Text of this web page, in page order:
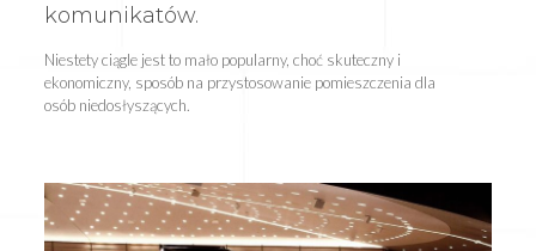
komunikatów.
Niestety ciągle jest to mało popularny, choć skuteczny i
ekonomiczny, sposób na przystosowanie pomieszczenia dla
osób niedosłyszących.